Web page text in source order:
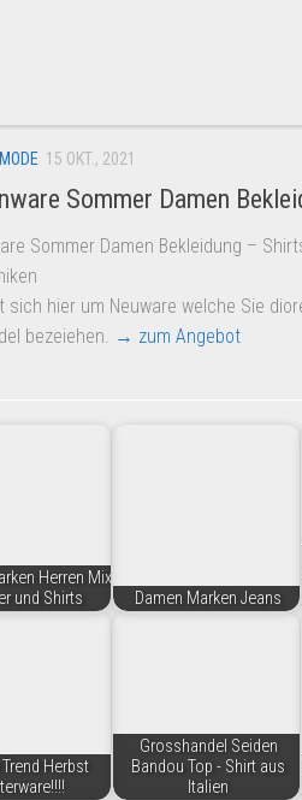
15 OKT., 2021
Sommer Damen
Sommer Damen Bekleidung –
sich hier um Neuware welche Sie
bezeiehen.
→ zum Angebot
Herren Mix
und Shirts
Damen Marken Jeans
Herbst
Grosshandel Seiden
Bandou Top - Shirt aus
Italien